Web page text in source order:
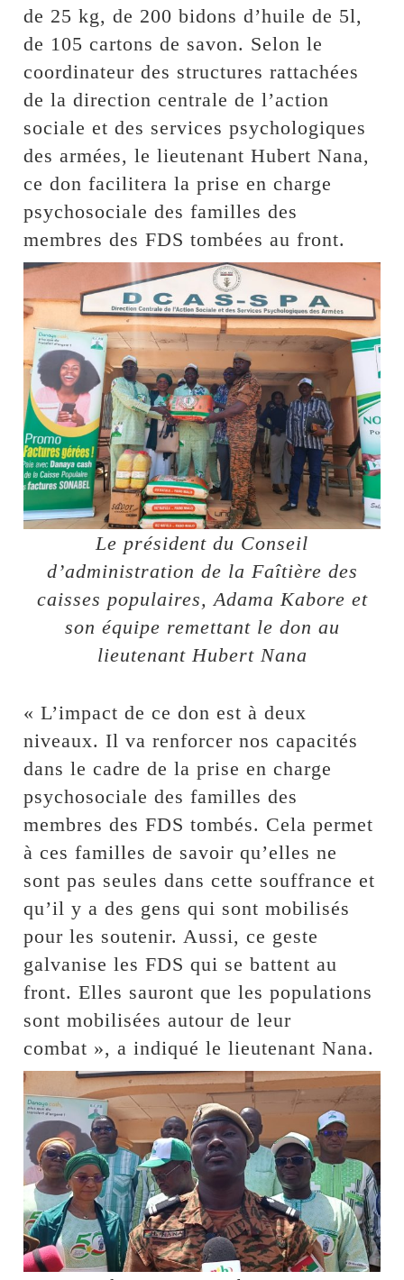
de 25 kg, de 200 bidons d’huile de 5l,
de 105 cartons de savon. Selon le
coordinateur des structures rattachées
de la direction centrale de l’action
sociale et des services psychologiques
des armées, le lieutenant Hubert Nana,
ce don facilitera la prise en charge
psychosociale des familles des
membres des FDS tombées au front.
Le président du Conseil
d’administration de la Faîtière des
caisses populaires, Adama Kabore et
son équipe remettant le don au
lieutenant Hubert Nana
« L’impact de ce don est à deux
niveaux. Il va renforcer nos capacités
dans le cadre de la prise en charge
psychosociale des familles des
membres des FDS tombés. Cela permet
à ces familles de savoir qu’elles ne
sont pas seules dans cette souffrance et
qu’il y a des gens qui sont mobilisés
pour les soutenir. Aussi, ce geste
galvanise les FDS qui se battent au
front. Elles sauront que les populations
sont mobilisées autour de leur
combat », a indiqué le lieutenant Nana.